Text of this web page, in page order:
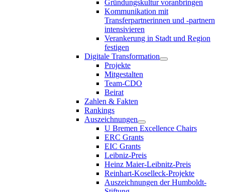
Gründungskultur voranbringen
Kommunikation mit
Transferpartnerinnen und -partnern
intensivieren
Verankerung in Stadt und Region
festigen
Digitale Transformation
Projekte
Mitgestalten
Team-CDO
Beirat
Zahlen & Fakten
Rankings
Auszeichnungen
U Bremen Excellence Chairs
ERC Grants
EIC Grants
Leibniz-Preis
Heinz Maier-Leibnitz-Preis
Reinhart-Koselleck-Projekte
Auszeichnungen der Humboldt-